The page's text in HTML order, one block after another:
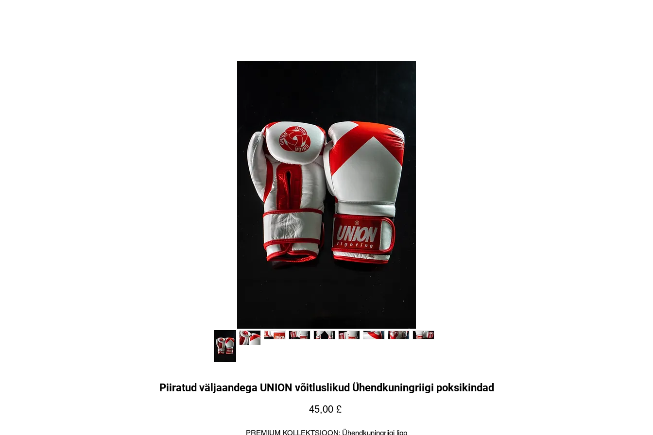
Piiratud väljaandega UNION võitluslikud Ühendkuningriigi poksikindad
45,00 £Price
PREMIUM KOLLEKTSIOON: Ühendkuningriigi lipp